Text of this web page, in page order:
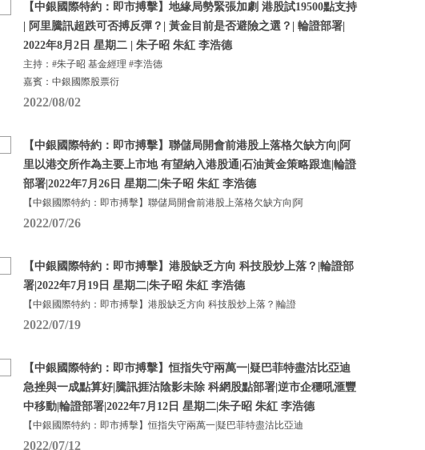
【中銀國際特約：即市搏擊】地緣局勢緊張加劇 港股試19500點支持
| 阿里騰訊超跌可否搏反彈？| 黃金目前是否避險之選？| 輪證部署|
2022年8月2日 星期二 | 朱子昭 朱紅 李浩德
主持：#朱子昭 基金經理 #李浩德
嘉賓：中銀國際股票衍
2022/08/02
【中銀國際特約：即市搏擊】聯儲局開會前港股上落格欠缺方向|阿
里以港交所作為主要上市地 有望納入港股通|石油黃金策略跟進|輪證
部署|2022年7月26日 星期二|朱子昭 朱紅 李浩德
【中銀國際特約：即市搏擊】聯儲局開會前港股上落格欠缺方向|阿
2022/07/26
【中銀國際特約：即市搏擊】港股缺乏方向 科技股炒上落？|輪證部
署|2022年7月19日 星期二|朱子昭 朱紅 李浩德
【中銀國際特約：即市搏擊】港股缺乏方向 科技股炒上落？|輪證
2022/07/19
【中銀國際特約：即市搏擊】恒指失守兩萬一|疑巴菲特盡沽比亞迪
急挫與一成點算好|騰訊捱沽陰影未除 科網股點部署|逆市企穩吼滙豐
中移動|輪證部署|2022年7月12日 星期二|朱子昭 朱紅 李浩德
【中銀國際特約：即市搏擊】恒指失守兩萬一|疑巴菲特盡沽比亞迪
2022/07/12